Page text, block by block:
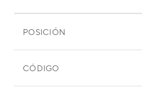
POSICIÓN
CÓDIGO